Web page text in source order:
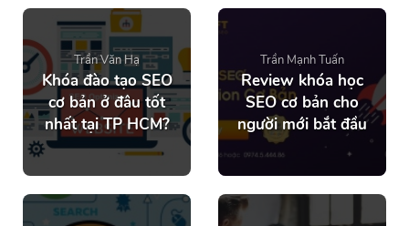
Trần Văn Hạ
Khóa đào tạo SEO
cơ bản ở đâu tốt
nhất tại TP HCM?
Trần Mạnh Tuấn
Review khóa học
SEO cơ bản cho
người mới bắt đầu